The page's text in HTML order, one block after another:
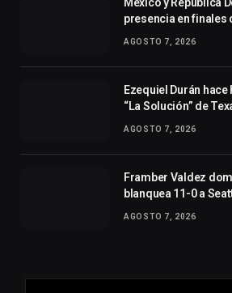
México y República
presencia en finales
AGOSTO 7, 2026
Ezequiel Durán
“La Solución” de
AGOSTO 7, 2026
Framber Valdez
blanquea 11-0 a
AGOSTO 7, 2026